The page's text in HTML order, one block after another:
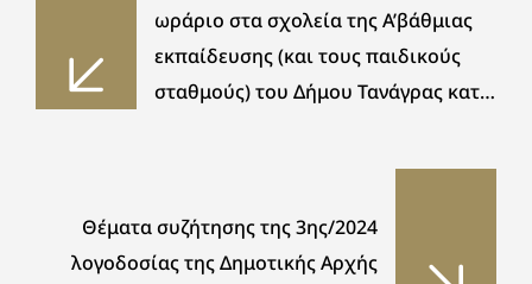
ωράριο στα σχολεία της Α’βάθμιας
εκπαίδευσης (και τους παιδικούς
σταθμούς) του Δήμου Τανάγρας κατά
του έκτακτου δελτίου της ΕΜΥ για
Θέματα συζήτησης της 3ης/2024
λογοδοσίας της Δημοτικής Αρχής